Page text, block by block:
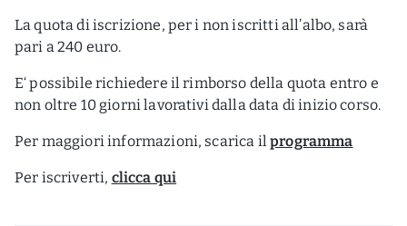
La quota di iscrizione, per i non iscritti all’albo, sarà
pari a 240 euro.
E‘ possibile richiedere il rimborso della quota entro e
non oltre 10 giorni lavorativi dalla data di inizio corso.
Per maggiori informazioni, scarica ilprogramma
Per iscriverti, clicca qui